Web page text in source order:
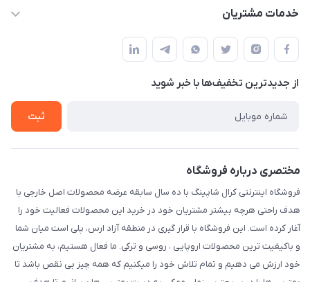
تجاری بین المللی داریوش ، طبقه همکف ، فروشگاه کرال شاپینگ
حساب کاربری
لیست محصولات
درباره ما
خدمات مشتریان
پیگیری سفارش
شیوه های پرداخت
رویه مرجوع کالا
شرایط و قوانین
از جدید‌ترین تخفیف‌ها با‌ خبر شوید
ثبت
مختصری درباره فروشگاه
فروشگاه اینترنتی کرال شاپینگ با ده سال سابقه عرضه محصولات اصل خارجی با
هدف راحتی هرچه بیشتر مشتریان خود در خرید این محصولات فعالیت خود را
آغار کرده است. این فروشگاه با قرار گیری در منطقه آزاد ارس، پلی است میان شما
و باکیفیت ترین محصولات اروپایی ، روسی و ترکی. ما فعال هستیم، به مشتریان
خود ارزش می دهیم و تمام تلاش خود را میکنیم که همه چیز بی نقص باشد تا